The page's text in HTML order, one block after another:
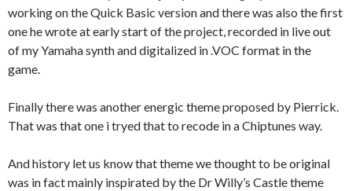
working on the Quick Basic version and there was also the first
one he wrote at early start of the project, recorded in live out
of my Yamaha synth and digitalized in .VOC format in the
game.
Finally there was another energic theme proposed by Pierrick.
That was that one i tryed that to recode in a Chiptunes way.
And history let us know that theme we thought to be original
was in fact mainly inspirated by the Dr Willy’s Castle theme